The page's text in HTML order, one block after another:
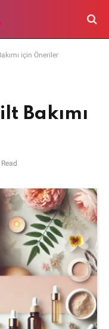
için Öneriler
Bakımı